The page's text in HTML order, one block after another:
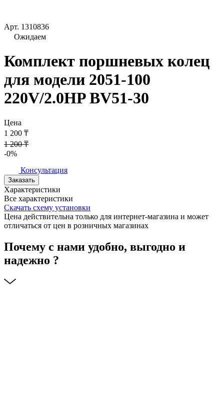
Арт. 1310836
Ожидаем
Комплект поршневых колец
для модели 2051-100
220V/2.0HP BV51-30
Цена
1 200 ₸
1 200 ₸
-0%
Консультация
Заказать
Характеристики
Все характеристики
Скачать схему установки
Цена действительна только для интернет-магазина и может
отличаться от цен в розничных магазинах
Почему с нами удобно, выгодно и
надежно ?